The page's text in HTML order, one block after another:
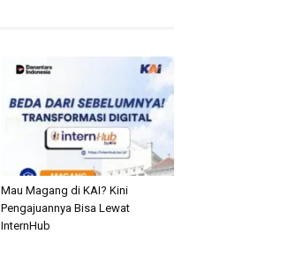
Mau Magang di KAI? Kini
Pengajuannya Bisa Lewat
InternHub